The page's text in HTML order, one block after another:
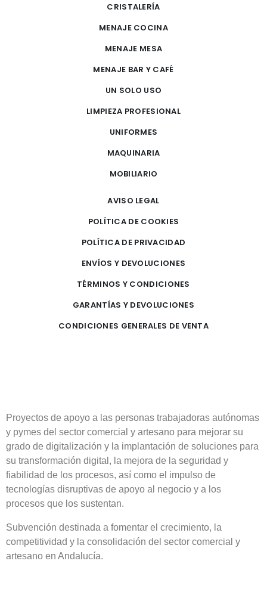
CRISTALERÍA
MENAJE COCINA
MENAJE MESA
MENAJE BAR Y CAFÉ
UN SOLO USO
LIMPIEZA PROFESIONAL
UNIFORMES
MAQUINARIA
MOBILIARIO
AVISO LEGAL
POLÍTICA DE COOKIES
POLÍTICA DE PRIVACIDAD
ENVÍOS Y DEVOLUCIONES
TÉRMINOS Y CONDICIONES
GARANTÍAS Y DEVOLUCIONES
CONDICIONES GENERALES DE VENTA
Proyectos de apoyo a las personas trabajadoras autónomas
y pymes del sector comercial y artesano para mejorar su
grado de digitalización y la implantación de soluciones para
su transformación digital, la mejora de la seguridad y
fiabilidad de los procesos, así como el impulso de
tecnologías disruptivas de apoyo al negocio y a los
procesos que los sustentan.
Subvención destinada a fomentar el crecimiento, la
competitividad y la consolidación del sector comercial y
artesano en Andalucía.